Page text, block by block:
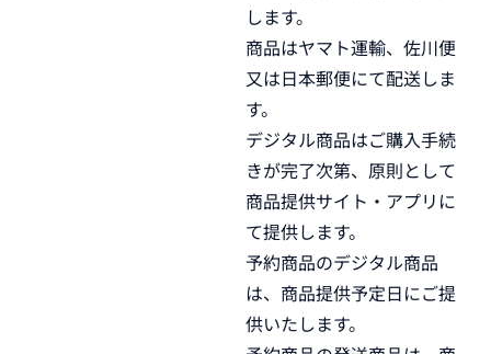
します。
商品はヤマト運輸、佐川便
又は日本郵便にて配送しま
す。
デジタル商品はご購入手続
きが完了次第、原則として
商品提供サイト・アプリに
て提供します。
予約商品のデジタル商品
は、商品提供予定日にご提
供いたします。